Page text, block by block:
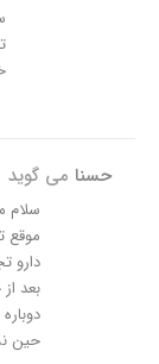
حسنا می گوید
سلام
موقع
دارو
بعد
حین